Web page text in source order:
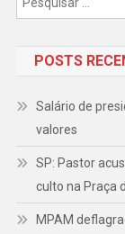
POSTS
Salário de
valores
SP: Pastor
culto na Praça
MPAM